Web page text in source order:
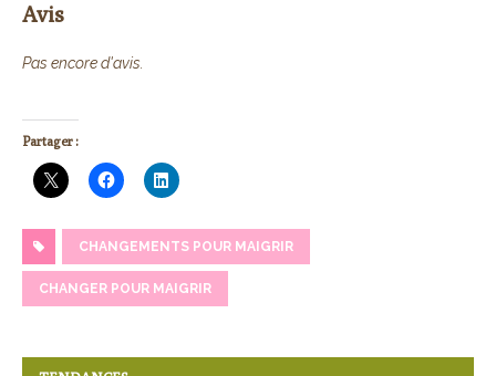
Avis
Pas encore d'avis.
Partager :
CHANGEMENTS POUR MAIGRIR
CHANGER POUR MAIGRIR